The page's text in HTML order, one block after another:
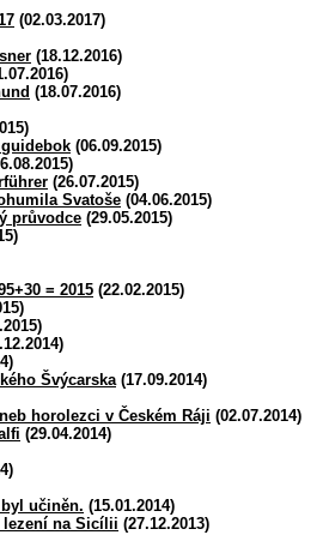
(02.03.2017)
(18.12.2016)
(18.07.2016)
(06.09.2015)
(26.07.2015)
Svatoše (04.06.2015)
průvodce (29.05.2015)
= 2015 (22.02.2015)
Švýcarska (17.09.2014)
horolezci v Českém Ráji (02.07.2014)
(29.04.2014)
učiněn. (15.01.2014)
lezení na Sicílii (27.12.2013)